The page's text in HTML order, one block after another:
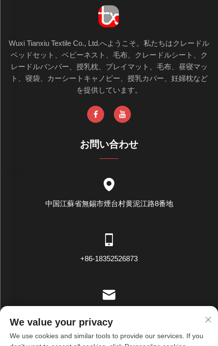
Wuxi Tianxiu Textile Co., Ltd.へようこそ。私たちはクレードル
ベッドセット、ベビーネスト、毛布、クレードルシート、ク
レードルバンパー、授乳枕、プレイマット、毛布、昼寝マッ
ト、寝袋、カーシートキャノピー、授乳カバー、妊婦枕など
を提供しています。
お問い合わせ
中国江蘇省無錫市煙台村黄泥江路8番地
+86-18352526873
We value your privacy
We use cookies and similar tools to provide our services. If you